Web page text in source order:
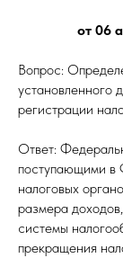
от 06
Вопрос:
установленного
регистрации
Ответ:
поступающими в
налоговых
размера
системы
прекращения